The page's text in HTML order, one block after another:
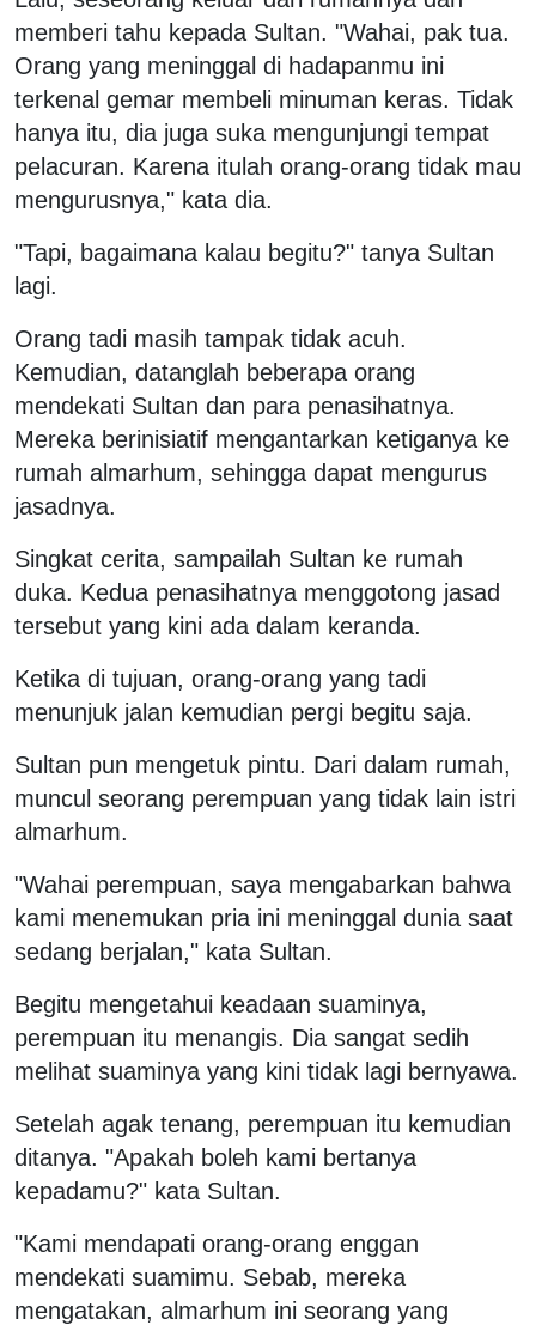
memberi tahu kepada Sultan. "Wahai, pak tua.
Orang yang meninggal di hadapanmu ini
terkenal gemar membeli minuman keras. Tidak
hanya itu, dia juga suka mengunjungi tempat
pelacuran. Karena itulah orang-orang tidak mau
mengurusnya," kata dia.
"Tapi, bagaimana kalau begitu?" tanya Sultan
lagi.
Orang tadi masih tampak tidak acuh.
Kemudian, datanglah beberapa orang
mendekati Sultan dan para penasihatnya.
Mereka berinisiatif mengantarkan ketiganya ke
rumah almarhum, sehingga dapat mengurus
jasadnya.
Singkat cerita, sampailah Sultan ke rumah
duka. Kedua penasihatnya menggotong jasad
tersebut yang kini ada dalam keranda.
Ketika di tujuan, orang-orang yang tadi
menunjuk jalan kemudian pergi begitu saja.
Sultan pun mengetuk pintu. Dari dalam rumah,
muncul seorang perempuan yang tidak lain istri
almarhum.
"Wahai perempuan, saya mengabarkan bahwa
kami menemukan pria ini meninggal dunia saat
sedang berjalan," kata Sultan.
Begitu mengetahui keadaan suaminya,
perempuan itu menangis. Dia sangat sedih
melihat suaminya yang kini tidak lagi bernyawa.
Setelah agak tenang, perempuan itu kemudian
ditanya. "Apakah boleh kami bertanya
kepadamu?" kata Sultan.
"Kami mendapati orang-orang enggan
mendekati suamimu. Sebab, mereka
mengatakan, almarhum ini seorang yang